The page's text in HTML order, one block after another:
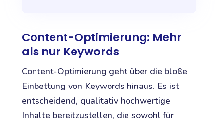
Content-Optimierung: Mehr
als nur Keywords
Content-Optimierung geht über die bloße
Einbettung von Keywords hinaus. Es ist
entscheidend, qualitativ hochwertige
Inhalte bereitzustellen, die sowohl für